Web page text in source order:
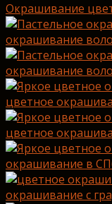
Окрашивание
окрашивание
окрашивание
цветное
цветное
окрашивание в
окрашивание с